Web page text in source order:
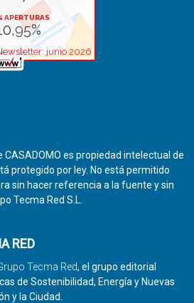
es propiedad intelectual de
protegido por ley. No está permitido
sin hacer referencia a la fuente y sin
Tecma Red S.L.
RED
Tecma Red, el grupo editorial
de Sostenibilidad, Energía y Nuevas
y la Ciudad.